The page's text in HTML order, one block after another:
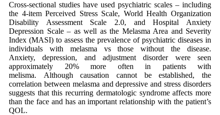
Cross-sectional studies have used psychiatric scales – including
the 4-item Perceived Stress Scale, World Health Organization
Disability Assessment Scale 2.0, and Hospital Anxiety
Depression Scale – as well as the Melasma Area and Severity
Index (MASI) to assess the prevalence of psychiatric diseases in
individuals with melasma vs those without the disease.
Anxiety, depression, and adjustment disorder were seen
approximately 20% more often in patients with
melisma. Although causation cannot be established, the
correlation between melasma and depressive and stress disorders
suggests that this recurring dermatologic syndrome affects more
than the face and has an important relationship with the patient’s
QOL.